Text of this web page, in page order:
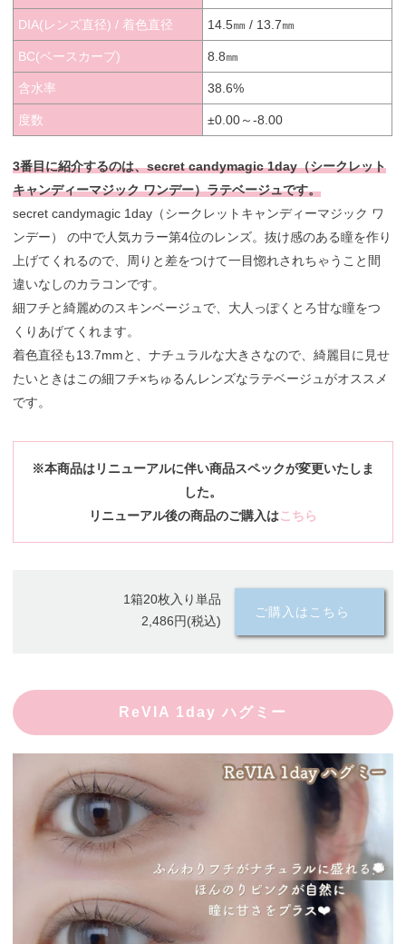
DIA(レンズ直径) / 着色直径 14.5㎜ / 13.7㎜
BC(ベースカーブ) 8.8㎜
含水率 38.6%
度数 ±0.00～-8.00
3番目に紹介するのは、secret candymagic 1day（シークレット
キャンディーマジック ワンデー）ラテベージュです。
secret candymagic 1day（シークレットキャンディーマジック ワ
ンデー） の中で人気カラー第4位のレンズ。抜け感のある瞳を作り
上げてくれるので、周りと差をつけて一目惚れされちゃうこと間
違いなしのカラコンです。
細フチと綺麗めのスキンベージュで、大人っぽくとろ甘な瞳をつ
くりあげてくれます。
着色直径も13.7mmと、ナチュラルな大きさなので、綺麗目に見せ
たいときはこの細フチ×ちゅるんレンズなラテベージュがオススメ
です。
※本商品はリニューアルに伴い商品スペックが変更いたしま
した。
リニューアル後の商品のご購入はこちら
1箱20枚入り単品
2,486円(税込)
ご購入はこちら
ReVIA 1day ハグミー